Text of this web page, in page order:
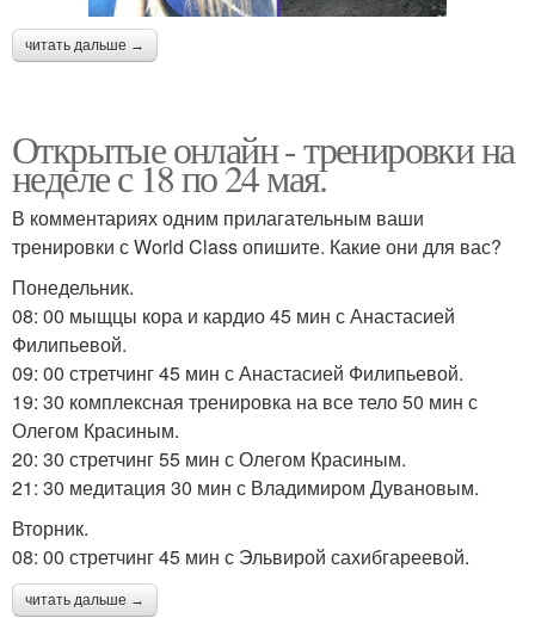
читать дальше →
Открытые онлайн - тренировки на
неделе с 18 по 24 мая.
В комментариях одним прилагательным ваши
тренировки с World Class опишите. Какие они для вас?
Понедельник.
08: 00 мыщцы кора и кардио 45 мин с Анастасией
Филипьевой.
09: 00 стретчинг 45 мин с Анастасией Филипьевой.
19: 30 комплексная тренировка на все тело 50 мин с
Олегом Красиным.
20: 30 стретчинг 55 мин с Олегом Красиным.
21: 30 медитация 30 мин с Владимиром Дувановым.
Вторник.
08: 00 стретчинг 45 мин с Эльвирой сахибгареевой.
читать дальше →